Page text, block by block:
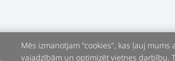
Mēs izmanotjam "cookies", kas ļauj
vajadzībām un optimizēt vietnes darbību.